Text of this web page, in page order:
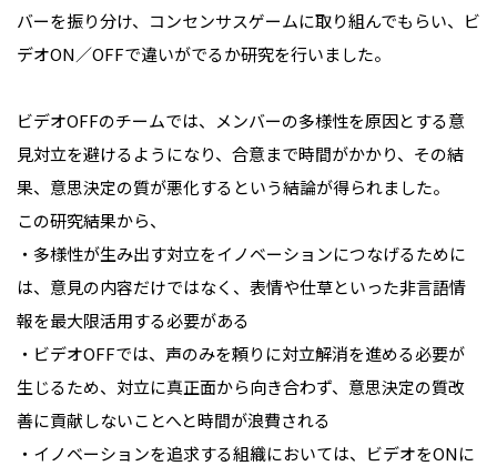
バーを振り分け、コンセンサスゲームに取り組んでもらい、ビ
デオON／OFFで違いがでるか研究を行いました。
ビデオOFFのチームでは、メンバーの多様性を原因とする意
見対立を避けるようになり、合意まで時間がかかり、その結
果、意思決定の質が悪化するという結論が得られました。
この研究結果から、
・多様性が生み出す対立をイノベーションにつなげるために
は、意見の内容だけではなく、表情や仕草といった非言語情
報を最大限活用する必要がある
・ビデオOFFでは、声のみを頼りに対立解消を進める必要が
生じるため、対立に真正面から向き合わず、意思決定の質改
善に貢献しないことへと時間が浪費される
・イノベーションを追求する組織においては、ビデオをONに